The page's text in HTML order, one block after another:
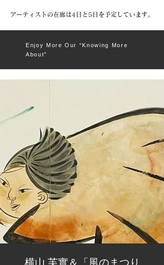
​アーティストの在廊は4日と5日を予定しています。
Enjoy More Our “Knowing More
About”
横山 芙實＆「風のまつり